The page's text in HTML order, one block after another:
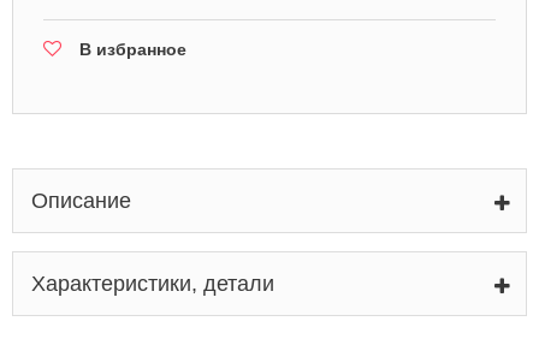
В избранное
Описание
Характеристики, детали